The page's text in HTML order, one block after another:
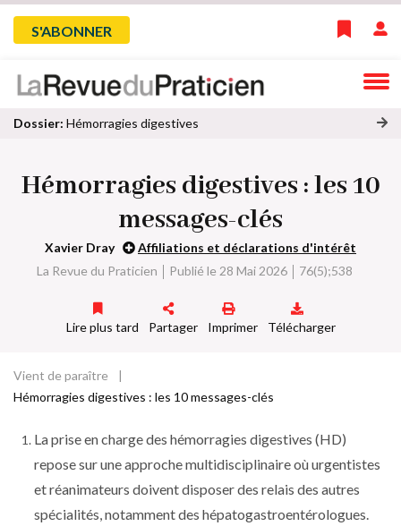
Skip
navigation
Menu
du
compte
l'utilisateur
S'ABONNER
Dossier: Hémorragies digestives
to
ie
Hémorragies digestives : les 10
messages-clés
Xavier Dray
Affiliations et déclarations d'intérêt
La Revue du Praticien
Publié le 28 Mai 2026 76(5);538
Lire plus tard Partager Imprimer Télécharger
Fil
d'Ariane
Vient de paraître
Hémorragies digestives : les 10 messages-clés
La prise en charge des hémorragies digestives (HD)
repose sur une approche multidisciplinaire où urgentistes
et réanimateurs doivent disposer des relais des autres
spécialités, notamment des hépatogastroentérologues.